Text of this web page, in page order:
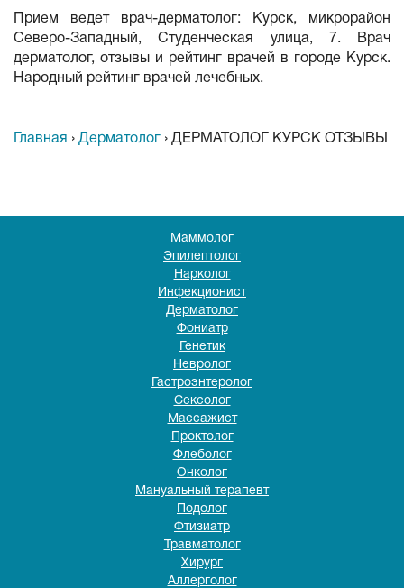
Прием ведет врач-дерматолог: Курск, микрорайон
Северо-Западный, Студенческая улица, 7. Врач
дерматолог, отзывы и рейтинг врачей в городе Курск.
Народный рейтинг врачей лечебных.
Главная › Дерматолог › ДЕРМАТОЛОГ КУРСК ОТЗЫВЫ
Маммолог
Эпилептолог
Нарколог
Инфекционист
Дерматолог
Фониатр
Генетик
Невролог
Гастроэнтеролог
Сексолог
Массажист
Проктолог
Флеболог
Онколог
Мануальный терапевт
Подолог
Фтизиатр
Травматолог
Хирург
Аллерголог